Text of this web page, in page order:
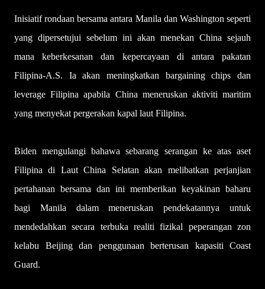
Inisiatif rondaan bersama antara Manila dan Washington seperti
yang dipersetujui sebelum ini akan menekan China sejauh
mana keberkesanan dan kepercayaan di antara pakatan
Filipina-A.S. Ia akan meningkatkan bargaining chips dan
leverage Filipina apabila China meneruskan aktiviti maritim
yang menyekat pergerakan kapal laut Filipina.
Biden mengulangi bahawa sebarang serangan ke atas aset
Filipina di Laut China Selatan akan melibatkan perjanjian
pertahanan bersama dan ini memberikan keyakinan baharu
bagi Manila dalam meneruskan pendekatannya untuk
mendedahkan secara terbuka realiti fizikal peperangan zon
kelabu Beijing dan penggunaan berterusan kapasiti Coast
Guard.